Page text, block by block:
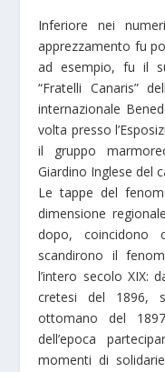
Inferiore nei
apprezzamento fu
ad esempio, fu il
“Fratelli Canaris”
internazionale
volta presso
il gruppo
Giardino Inglese del
Le tappe del
dimensione
dopo,
scandirono il
l’intero secolo XIX:
cretesi del 1896,
ottomano del
dell’epoca
momenti di